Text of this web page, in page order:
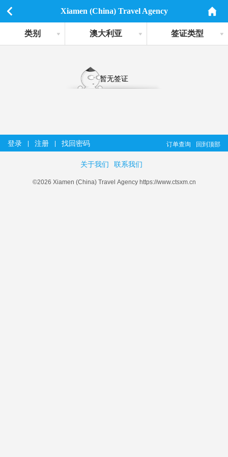
Xiamen (China) Travel Agency
类别 澳大利亚 签证类型
暂无签证
登录 注册 找回密码 回到顶部
订单查询
关于我们 联系我们
©2026 Xiamen (China) Travel Agency https://www.ctsxm.cn